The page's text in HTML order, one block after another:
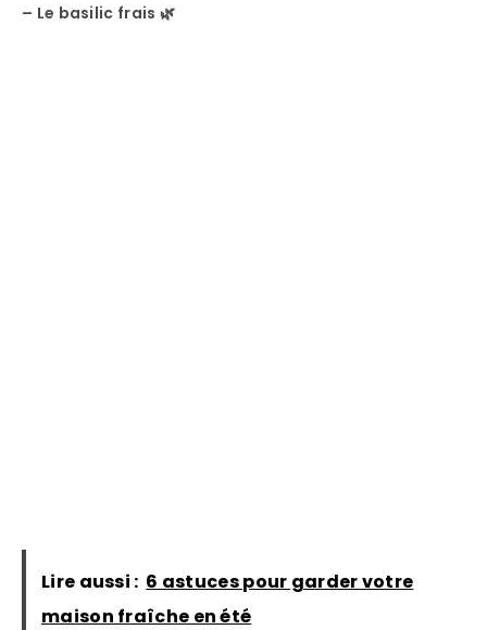
– Le basilic frais 🌿
Lire aussi : 6 astuces pour garder votre
maison fraîche en été